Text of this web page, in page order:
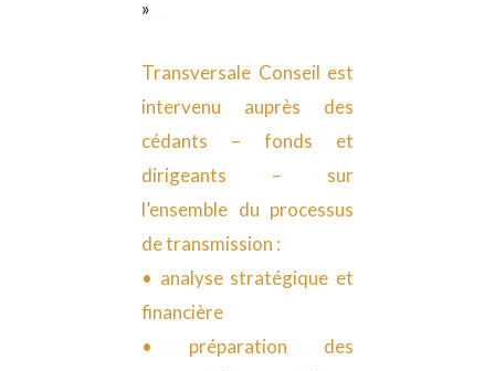
»
Transversale Conseil est
intervenu auprès des
cédants – fonds et
dirigeants – sur
l’ensemble du processus
de transmission :
• analyse stratégique et
financière
• préparation des